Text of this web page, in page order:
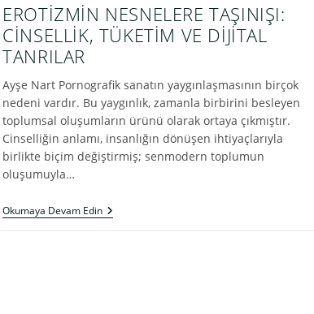
EROTİZMİN NESNELERE TAŞINIŞI:
CİNSELLİK, TÜKETİM VE DİJİTAL
TANRILAR
Ayşe Nart Pornografik sanatın yaygınlaşmasının birçok
nedeni vardır. Bu yaygınlık, zamanla birbirini besleyen
toplumsal oluşumların ürünü olarak ortaya çıkmıştır.
Cinselliğin anlamı, insanlığın dönüşen ihtiyaçlarıyla
birlikte biçim değiştirmiş; senmodern toplumun
oluşumuyla…
Okumaya Devam EdinEROTİZMİN
NESNELERE